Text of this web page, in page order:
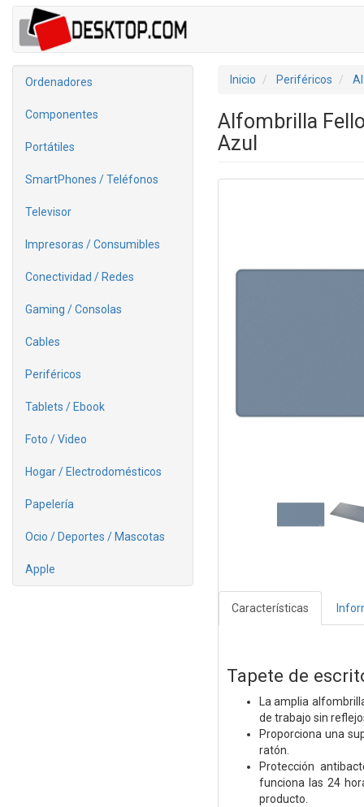
Ordenadores
Componentes
Portátiles
SmartPhones / Teléfonos
Televisor
Impresoras / Consumibles
Conectividad / Redes
Gaming / Consolas
Cables
Periféricos
Tablets / Ebook
Foto / Video
Hogar / Electrodomésticos
Papelería
Ocio / Deportes / Mascotas
Apple
Inicio Periféricos
Alfombrilla
Azul
Características
Tapete de
La amplia
de trabajo sin
Proporciona una
ratón.
Protección
funciona las 24
producto.